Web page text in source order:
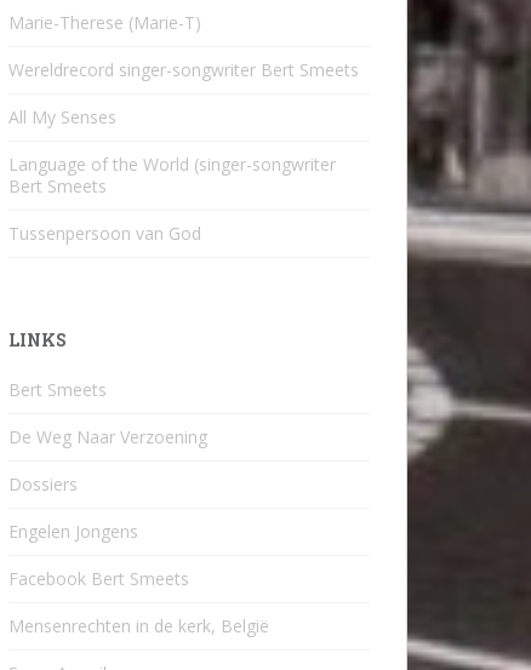
Marie-Therese (Marie-T)
Wereldrecord singer-songwriter Bert Smeets
All My Senses
Language of the World (singer-songwriter
Bert Smeets
Tussenpersoon van God
LINKS
Bert Smeets
De Weg Naar Verzoening
Dossiers
Engelen Jongens
Facebook Bert Smeets
Mensenrechten in de kerk, België